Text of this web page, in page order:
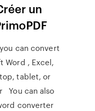
un
can convert
Word , Excel,
tablet, or
You can also
converter